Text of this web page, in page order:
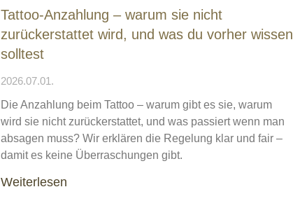
Tattoo-Anzahlung – warum sie nicht
zurückerstattet wird, und was du vorher wissen
solltest
2026.07.01.
Die Anzahlung beim Tattoo – warum gibt es sie, warum
wird sie nicht zurückerstattet, und was passiert wenn man
absagen muss? Wir erklären die Regelung klar und fair –
damit es keine Überraschungen gibt.
Weiterlesen